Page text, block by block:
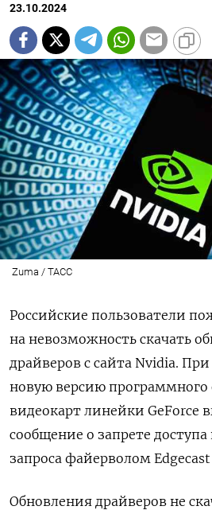
23.10.2024
Zuma / ТАСС
Российские пользователи
на невозможность скачать
драйверов с сайта Nvidia.
новую версию программного
видеокарт линейки GeForce
сообщение о запрете доступа
запроса файерволом Edgecast
Обновления драйверов не